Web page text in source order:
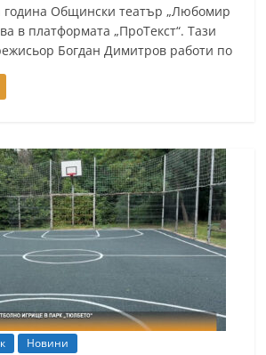
година Общински театър „Любомир
в платформата „ПроТекст“. Тази
Богдан Димитров работи по
Новини